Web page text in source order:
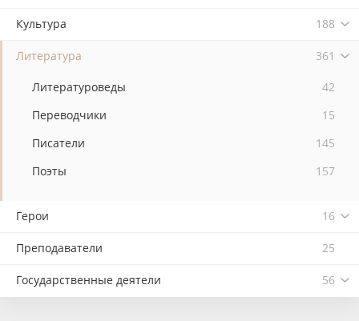
Культура 188
Литература 361
Литературоведы
42
Переводчики
15
Писатели
145
Поэты
157
Герои 16
Преподаватели 25
Государственные деятели 56